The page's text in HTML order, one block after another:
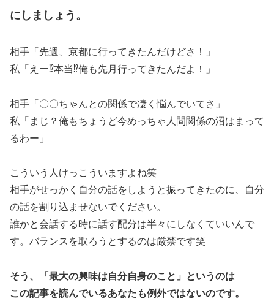
にしましょう。
相手「先週、京都に行ってきたんだけどさ！」
私「えー⁉︎本当⁉︎俺も先月行ってきたんだよ！」
相手「〇〇ちゃんとの関係で凄く悩んでいてさ」
私「まじ？俺もちょうど今めっちゃ人間関係の沼はまって
るわー」
こういう人けっこういますよね笑
相手がせっかく自分の話をしようと振ってきたのに、自分
の話を割り込ませないでください。
誰かと会話する時に話す配分は半々にしなくていいんで
す。バランスを取ろうとするのは厳禁です笑
そう、「最大の興味は自分自身のこと」というのは
この記事を読んでいるあなたも例外ではないのです。